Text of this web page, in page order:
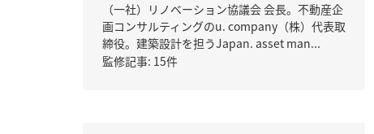
（一社）リノベーション協議会 会長。不動産企
画コンサルティングのu. company（株）代表取
締役。建築設計を担うJapan. asset man...
監修記事: 15件